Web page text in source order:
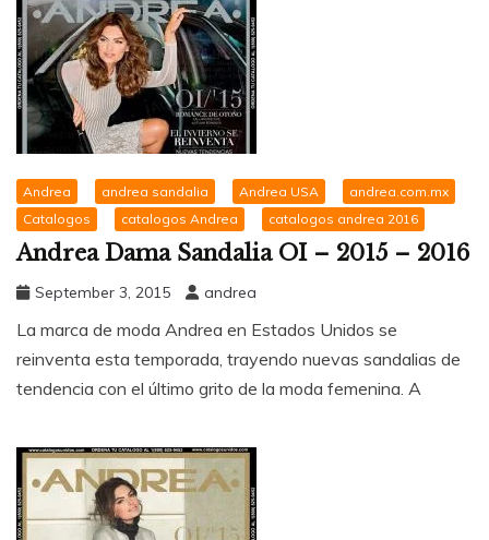
Andrea andrea sandalia Andrea USA
andrea.com.mx
Catalogos
catalogos Andrea catalogos andrea 2016
Andrea Dama Sandalia OI – 2015 – 2016
September 3, 2015 andrea
La marca de moda Andrea en Estados Unidos se
reinventa esta temporada, trayendo nuevas sandalias de
tendencia con el último grito de la moda femenina. A